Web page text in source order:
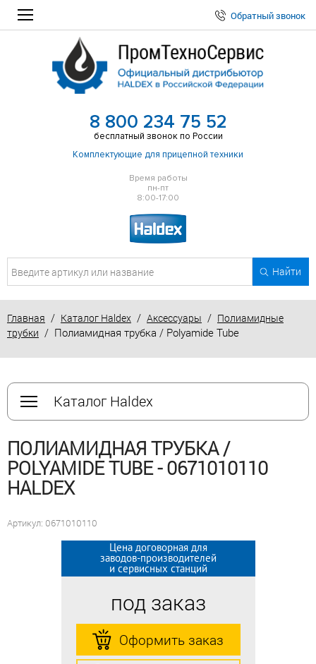
Обратный звонок
8 800 234 75 52
бесплатный звонок по России
Комплектующие для прицепной техники
Время работы
пн-пт
8:00-17:00
Найти
Главная / Каталог Haldex / Аксессуары / Полиамидные
трубки / Полиамидная трубка / Polyamide Tube
Каталог Haldex
ПОЛИАМИДНАЯ ТРУБКА /
POLYAMIDE TUBE - 0671010110
HALDEX
Артикул: 0671010110
Цена договорная для
заводов-производителей
и сервисных станций
под заказ
Оформить заказ
Цена договорная для
заводов-производителей
и сервисных станций
под заказ
Оформить заказ